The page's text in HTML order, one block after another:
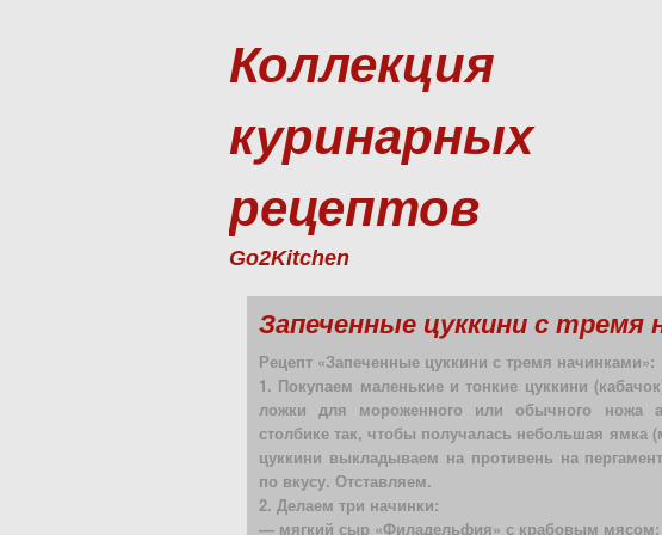
Коллекция
куринарных
рецептов
Go2Kitchen
Запеченные цуккини с тремя
Рецепт «Запеченные цуккини с тремя начинками»:
1. Покупаем маленькие и тонкие цуккини
ложки для мороженного или обычного ножа
столбике так, чтобы получалась небольшая
цуккини выкладываем на противень на
по вкусу. Отставляем.
2. Делаем три начинки:
— мягкий сыр «Филадельфия» с крабовым мясом;